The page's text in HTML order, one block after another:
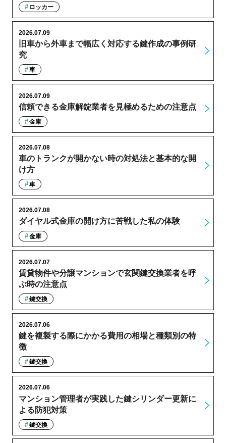
ロッカー
旧車から外車まで幅広く対応する鍵作成の事例研
究
2026.07.09
車
信頼できる金庫解錠業者を見極めるための注意点
2026.07.09
金庫
車のトランクが開かない時の対処法と基本的な開
け方
2026.07.08
車
ダイヤル式金庫の開け方に苦戦した私の体験
2026.07.08
金庫
賃貸物件や分譲マンションで玄関鍵交換業者を呼
ぶ時の注意点
2026.07.07
鍵交換
鍵を複製する際にかかる費用の相場と種類別の特
徴
2026.07.06
鍵交換
マンション管理者が実践した鍵シリンダー更新に
よる防犯対策
2026.07.06
鍵交換